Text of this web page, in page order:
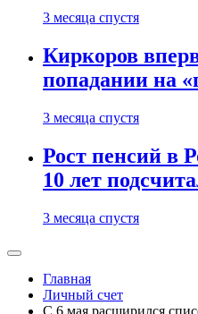
3 месяца спустя
Киркоров
попадании на
3 месяца спустя
Рост пенсий в
10 лет
3 месяца спустя
Главная
Личный счет
С 6 мая расширился